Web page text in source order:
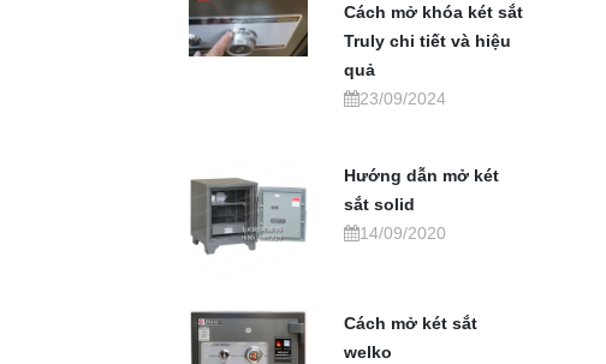
Cách mở khóa két sắt
Truly chi tiết và hiệu
quả
23/09/2024
Hướng dẫn mở két
sắt solid
14/09/2020
Cách mở két sắt
welko